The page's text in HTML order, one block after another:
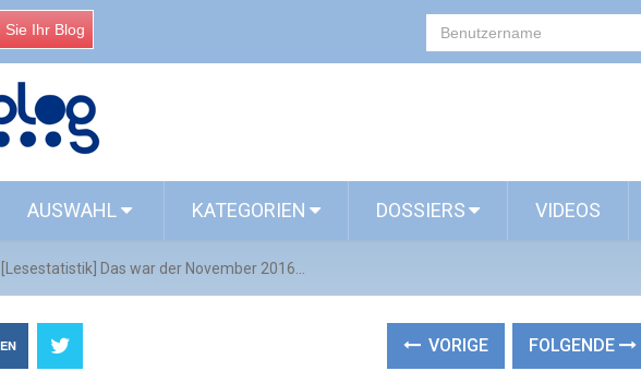
Sie Ihr Blog
AUSWAHL KATEGORIEN DOSSIERS VIDEOS
[Lesestatistik] Das war der November 2016...
VORIGE FOLGENDE